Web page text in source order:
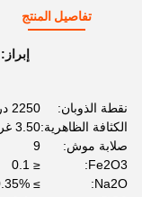
تفاصيل المنتج
إبراز:
نقطة الذوبان:
2250 درجة مئوية
الكثافة الظاهرية:3.50 غرام/سم3
صلابة موش:
9
Fe2O3:
≤ 0.1
Na2O:
≥ 0.35%